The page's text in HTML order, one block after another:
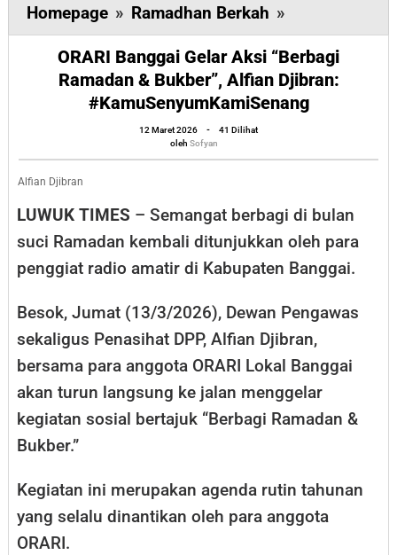
Homepage » Ramadhan Berkah »
Banggai
Gelar
Aksi
“Berbagi
&
Alfian
Djibran:
ORARI Banggai Gelar Aksi “Berbagi
Ramadan & Bukber”, Alfian Djibran:
#KamuSenyumKamiSenang
12 Maret 2026
oleh
Sofyan
-
41 Dilihat
oleh Sofyan
Alfian Djibran
LUWUK TIMES – Semangat berbagi di bulan
suci Ramadan kembali ditunjukkan oleh para
penggiat radio amatir di Kabupaten Banggai.
Besok, Jumat (13/3/2026), Dewan Pengawas
sekaligus Penasihat DPP, Alfian Djibran,
bersama para anggota ORARI Lokal Banggai
akan turun langsung ke jalan menggelar
kegiatan sosial bertajuk “Berbagi Ramadan &
Bukber.”
Kegiatan ini merupakan agenda rutin tahunan
yang selalu dinantikan oleh para anggota
ORARI.